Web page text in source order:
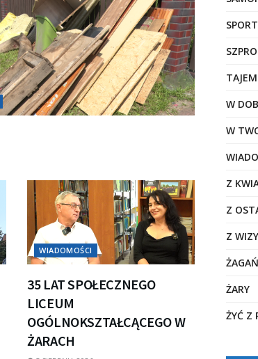
WIADOMOŚCI
35 LAT SPOŁECZNEGO
LICEUM
OGÓLNOKSZTAŁCĄCEGO W
ŻARACH
SPORT
W
W
Z
Z
Z
ŻAGAŃ
ŻARY
ŻYĆ Z